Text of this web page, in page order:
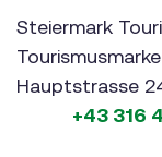
Steiermark
Hauptstrasse
+43 316